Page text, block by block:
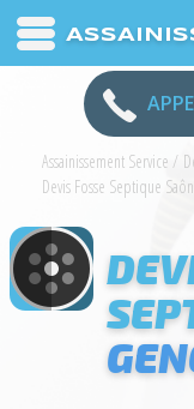
Assainissement Service /
Devis Fosse Septique